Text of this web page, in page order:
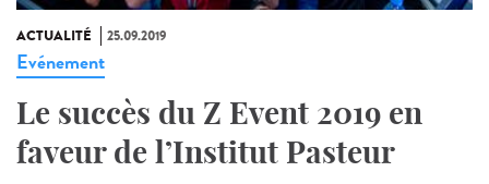
ACTUALITÉ 25.09.2019
Evénement
Le succès du Z Event 2019 en
faveur de l’Institut Pasteur